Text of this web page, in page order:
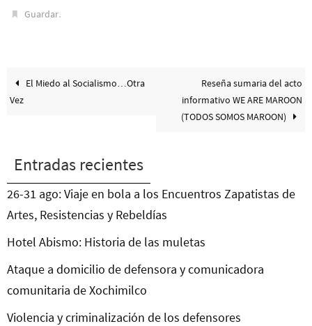
Guardar.
El Miedo al Socialismo…Otra
Vez
Reseña sumaria del acto
informativo WE ARE MAROON
(TODOS SOMOS MAROON)
Entradas recientes
26-31 ago: Viaje en bola a los Encuentros Zapatistas de
Artes, Resistencias y Rebeldías
Hotel Abismo: Historia de las muletas
Ataque a domicilio de defensora y comunicadora
comunitaria de Xochimilco
Violencia y criminalización de los defensores